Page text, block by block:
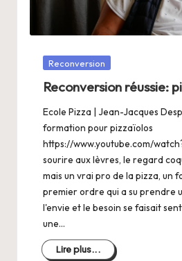
g
e
r
s
a
V
ie
Posté
Reconversion
Reconversion réussie:
Ecole Pizza | Jean-Jacques
formation pour pizzaïolos
https://www.youtube.com/
sourire aux lèvres, le regard
mais un vrai pro de la pizza, un
premier ordre qui a su prendre
l'envie et le besoin se faisait
une…
Lire plus...